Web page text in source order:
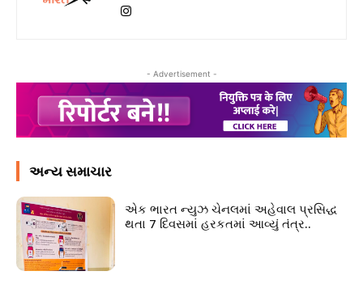
- Advertisement -
અન્ય સમાચાર
એક ભારત ન્યુઝ ચેનલમાં અહેવાલ પ્રસિદ્ધ
થતા 7 દિવસમાં હરકતમાં આવ્યું તંત્ર..